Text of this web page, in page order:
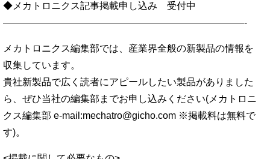
◆メカトロニクス記事掲載申し込み 受付中
—————————————————————————-
メカトロニクス編集部では、産業界全般の新製品の情報を
収集しています。
貴社新製品で広く読者にアピールしたい製品がありました
ら、ぜひ当社の編集部までお申し込みください(メカトロニ
クス編集部 e-mail:mechatro@gicho.com ※掲載料は無料で
す)。